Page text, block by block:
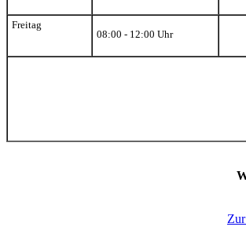
Freitag
08:00 - 12:00 Uhr